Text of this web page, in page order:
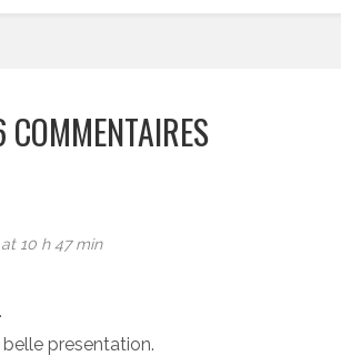
COMMENTAIRES
10 h 47 min
presentation.